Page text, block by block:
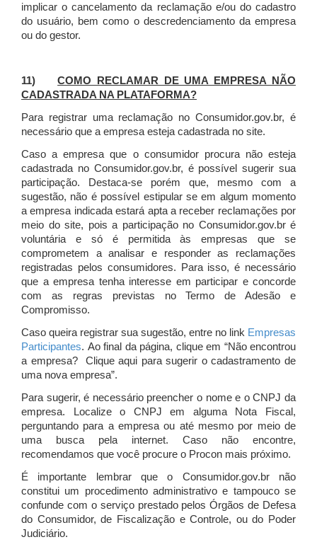
implicar o cancelamento da reclamação e/ou do cadastro
do usuário, bem como o descredenciamento da empresa
ou do gestor.
11)COMO RECLAMAR DE UMA EMPRESA NÃO
CADASTRADA NA PLATAFORMA?
Para registrar uma reclamação no Consumidor.gov.br, é
necessário que a empresa esteja cadastrada no site.
Caso a empresa que o consumidor procura não esteja
cadastrada no Consumidor.gov.br, é possível sugerir sua
participação. Destaca-se porém que, mesmo com a
sugestão, não é possível estipular se em algum momento
a empresa indicada estará apta a receber reclamações por
meio do site, pois a participação no Consumidor.gov.br é
voluntária e só é permitida às empresas que se
comprometem a analisar e responder as reclamações
registradas pelos consumidores. Para isso, é necessário
que a empresa tenha interesse em participar e concorde
com as regras previstas no Termo de Adesão e
Compromisso.
Caso queira registrar sua sugestão, entre no link Empresas
Participantes. Ao final da página, clique em “Não encontrou
a empresa? Clique aqui para sugerir o cadastramento de
uma nova empresa”.
Para sugerir, é necessário preencher o nome e o CNPJ da
empresa. Localize o CNPJ em alguma Nota Fiscal,
perguntando para a empresa ou até mesmo por meio de
uma busca pela internet. Caso não encontre,
recomendamos que você procure o Procon mais próximo.
É importante lembrar que o Consumidor.gov.br não
constitui um procedimento administrativo e tampouco se
confunde com o serviço prestado pelos Órgãos de Defesa
do Consumidor, de Fiscalização e Controle, ou do Poder
Judiciário.